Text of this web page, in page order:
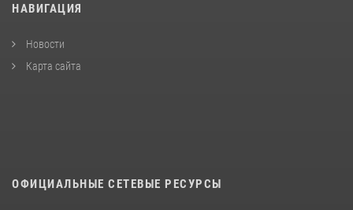
НАВИГАЦИЯ
Новости
Карта сайта
ОФИЦИАЛЬНЫЕ СЕТЕВЫЕ РЕСУРСЫ